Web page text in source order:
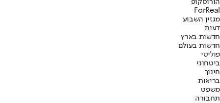
הורוסקופ
ForReal
מגזין השבוע
דעות
חדשות בארץ
חדשות בעולם
פוליטי
ביטחוני
חינוך
בריאות
משפט
תחבורה